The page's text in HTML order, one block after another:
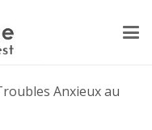
Anxieux au